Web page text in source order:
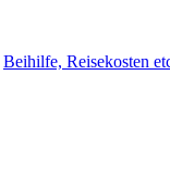
Beihilfe, Reisekosten